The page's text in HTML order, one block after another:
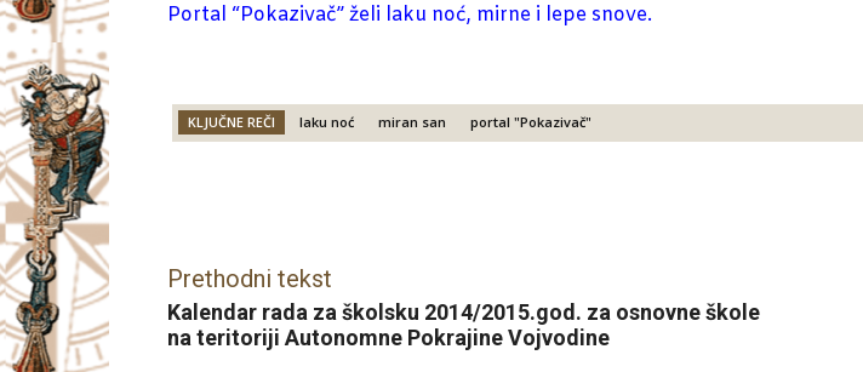
Portal “Pokazivač” želi laku noć, mirne i lepe snove.
KLJUČNE REČI laku noć miran san portal "Pokazivač"
Prethodni tekst
Kalendar rada za školsku 2014/2015.god. za osnovne škole
na teritoriji Autonomne Pokrajine Vojvodine